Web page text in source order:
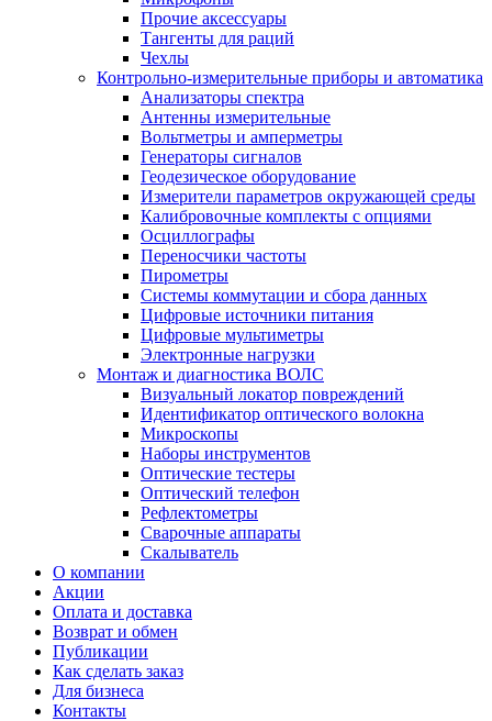
Прочие аксессуары
Тангенты для раций
Чехлы
Контрольно-измерительные приборы и автоматика
Анализаторы спектра
Антенны измерительные
Вольтметры и амперметры
Генераторы сигналов
Геодезическое оборудование
Измерители параметров окружающей среды
Калибровочные комплекты с опциями
Осциллографы
Переносчики частоты
Пирометры
Системы коммутации и сбора данных
Цифровые источники питания
Цифровые мультиметры
Электронные нагрузки
Монтаж и диагностика ВОЛС
Визуальный локатор повреждений
Идентификатор оптического волокна
Микроскопы
Наборы инструментов
Оптические тестеры
Оптический телефон
Рефлектометры
Сварочные аппараты
Скалыватель
О компании
Акции
Оплата и доставка
Возврат и обмен
Публикации
Как сделать заказ
Для бизнеса
Контакты